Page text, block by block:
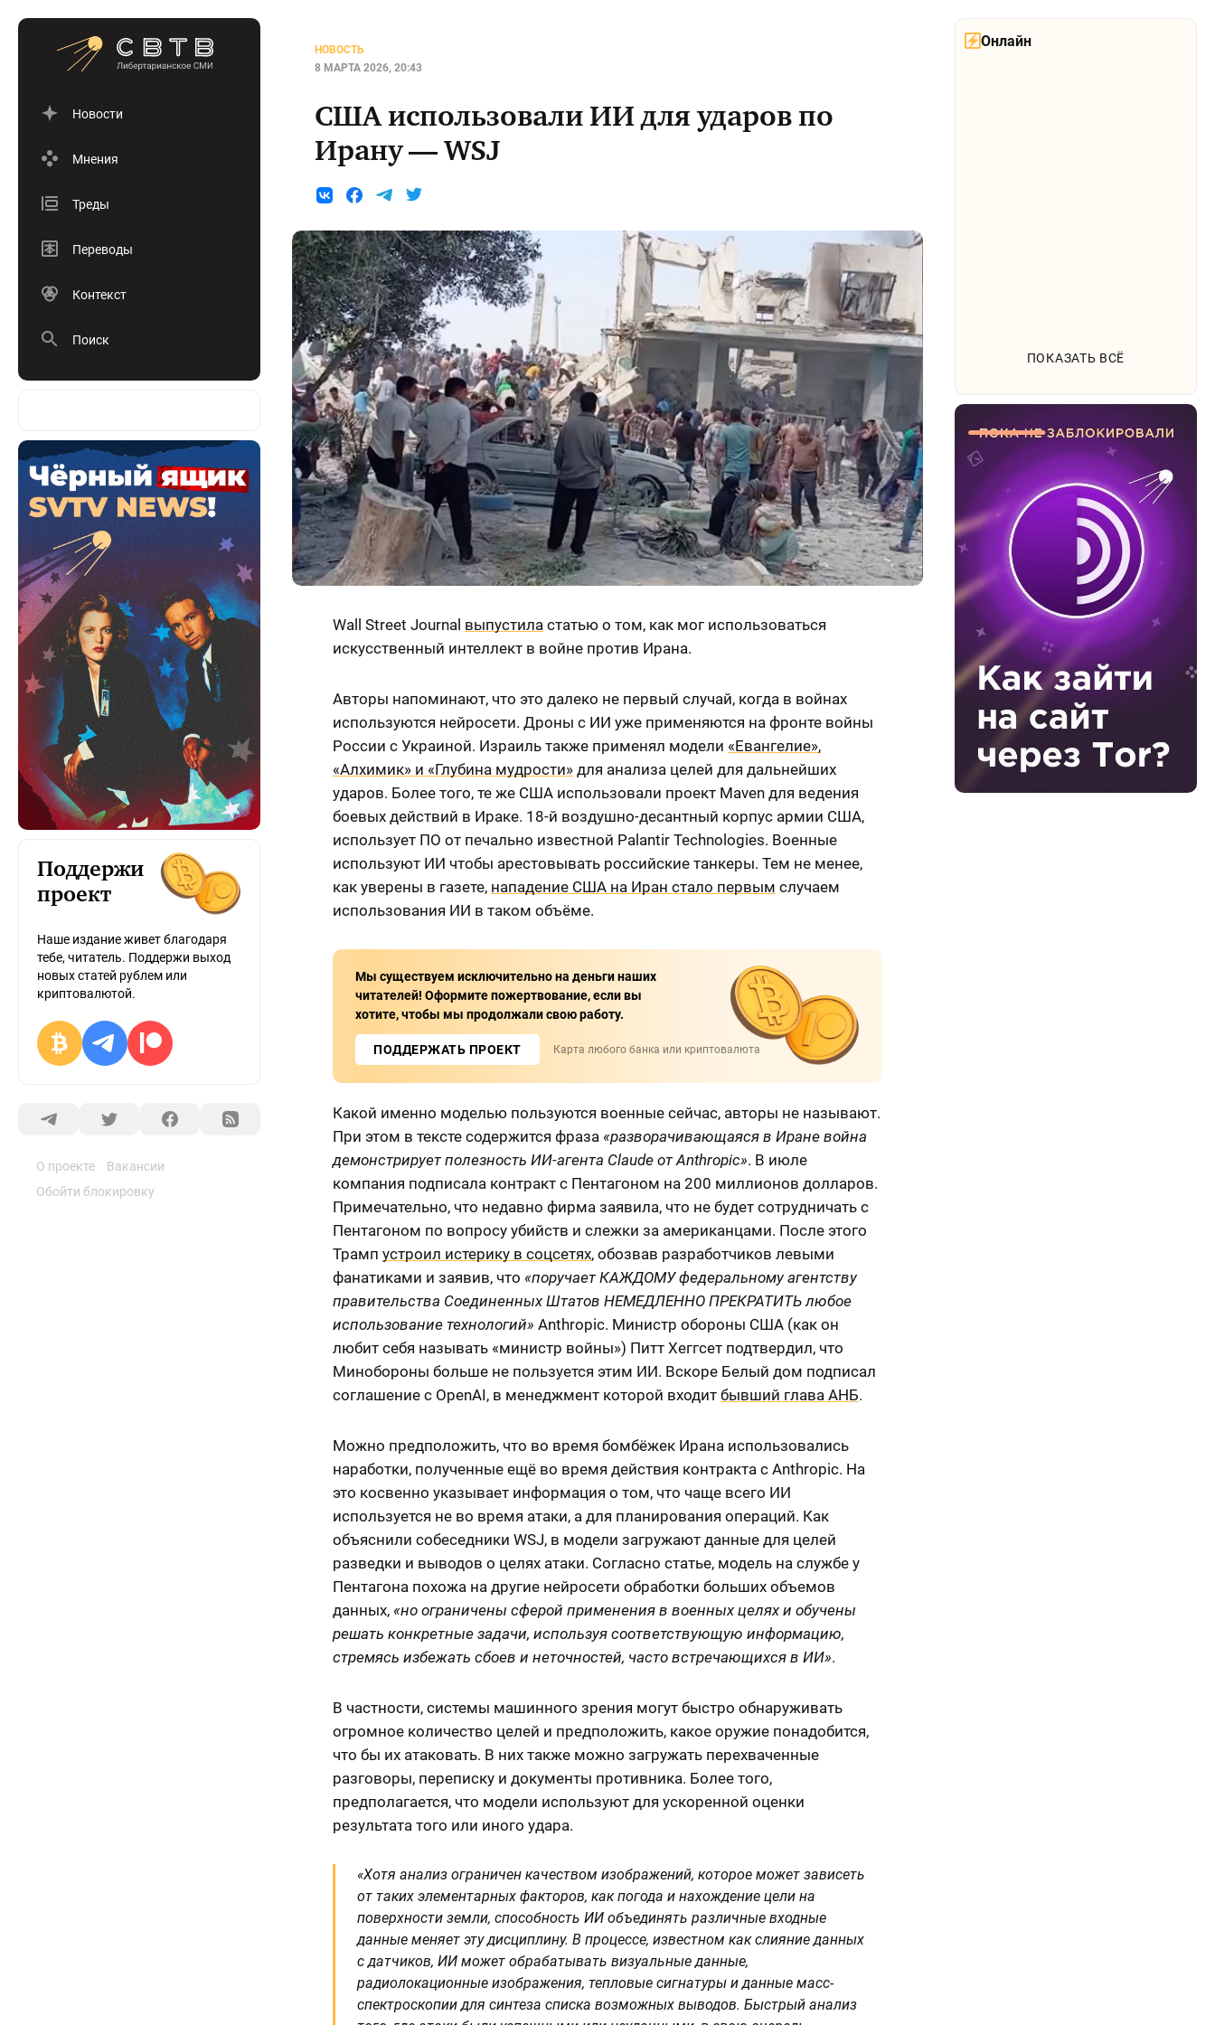
Новости
Мнения
Треды
Переводы
Контекст
Поиск
Поддержи
проект
Наше издание живет благодаря
тебе, читатель. Поддержи выход
новых статей рублем или
криптовалютой.
О проекте
Вакансии
Обойти блокировку
Онлайн
ПОКАЗАТЬ ВСЁ
НОВОСТЬ
8 МАРТА 2026, 20:43
США использовали ИИ для ударов по
Ирану — WSJ
Wall Street Journal выпустила статью о том, как мог использоваться
искусственный интеллект в войне против Ирана.
Авторы напоминают, что это далеко не первый случай, когда в войнах
используются нейросети. Дроны с ИИ уже применяются на фронте войны
России с Украиной. Израиль также применял модели «Евангелие»,
«Алхимик» и «Глубина мудрости» для анализа целей для дальнейших
ударов. Более того, те же США использовали проект Maven для ведения
боевых действий в Ираке. 18-й воздушно-десантный корпус армии США,
использует ПО от печально известной Palantir Technologies. Военные
используют ИИ чтобы арестовывать российские танкеры. Тем не менее,
как уверены в газете, нападение США на Иран стало первым случаем
использования ИИ в таком объёме.
Мы существуем исключительно на деньги наших
читателей! Оформите пожертвование, если вы
хотите, чтобы мы продолжали свою работу.
ПОДДЕРЖАТЬ ПРОЕКТ Карта любого банка или криптовалюта
Какой именно моделью пользуются военные сейчас, авторы не называют.
При этом в тексте содержится фраза «разворачивающаяся в Иране война
демонстрирует полезность ИИ-агента Claude от Anthropic». В июле
компания подписала контракт с Пентагоном на 200 миллионов долларов.
Примечательно, что недавно фирма заявила, что не будет сотрудничать с
Пентагоном по вопросу убийств и слежки за американцами. После этого
Трамп устроил истерику в соцсетях, обозвав разработчиков левыми
фанатиками и заявив, что «поручает КАЖДОМУ федеральному агентству
правительства Соединенных Штатов НЕМЕДЛЕННО ПРЕКРАТИТЬ любое
использование технологий» Anthropic. Министр обороны США (как он
любит себя называть «министр войны») Питт Хеггсет подтвердил, что
Минобороны больше не пользуется этим ИИ. Вскоре Белый дом подписал
соглашение с OpenAI, в менеджмент которой входит бывший глава АНБ.
Можно предположить, что во время бомбёжек Ирана использовались
наработки, полученные ещё во время действия контракта с Anthropic. На
это косвенно указывает информация о том, что чаще всего ИИ
используется не во время атаки, а для планирования операций. Как
объяснили собеседники WSJ, в модели загружают данные для целей
разведки и выводов о целях атаки. Согласно статье, модель на службе у
Пентагона похожа на другие нейросети обработки больших объемов
данных, «но ограничены сферой применения в военных целях и обучены
решать конкретные задачи, используя соответствующую информацию,
стремясь избежать сбоев и неточностей, часто встречающихся в ИИ».
В частности, системы машинного зрения могут быстро обнаруживать
огромное количество целей и предположить, какое оружие понадобится,
что бы их атаковать. В них также можно загружать перехваченные
разговоры, переписку и документы противника. Более того,
предполагается, что модели используют для ускоренной оценки
результата того или иного удара.
«Хотя анализ ограничен качеством изображений, которое может зависеть
от таких элементарных факторов, как погода и нахождение цели на
поверхности земли, способность ИИ объединять различные входные
данные меняет эту дисциплину. В процессе, известном как слияние данных
с датчиков, ИИ может обрабатывать визуальные данные,
радиолокационные изображения, тепловые сигнатуры и данные масс-
спектроскопии для синтеза списка возможных выводов. Быстрый анализ